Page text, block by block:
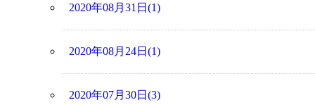
2020年08月31日(1)
2020年08月24日(1)
2020年07月30日(3)